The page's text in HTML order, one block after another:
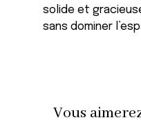
solide et
sans dominer
Vous